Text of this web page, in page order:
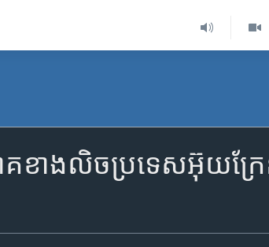
ាគ​ខាង​លិច​ប្រទេស​អ៊ុយក្រ